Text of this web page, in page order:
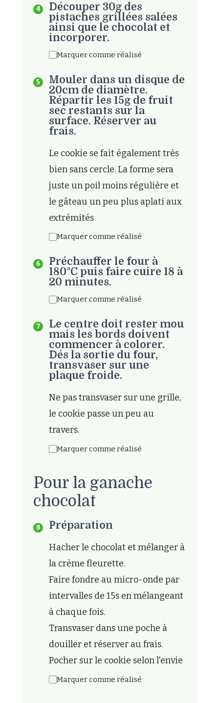
Découper 30g des
pistaches grillées salées
ainsi que le chocolat et
incorporer.
Marquer comme réalisé
Mouler dans un disque de
20cm de diamètre.
Répartir les 15g de fruit
sec restants sur la
surface. Réserver au
frais.
Le cookie se fait également très
bien sans cercle. La forme sera
juste un poil moins régulière et
le gâteau un peu plus aplati aux
extrémités
Marquer comme réalisé
Préchauffer le four à
180°C puis faire cuire 18 à
20 minutes.
Marquer comme réalisé
Le centre doit rester mou
mais les bords doivent
commencer à colorer.
Dés la sortie du four,
transvaser sur une
plaque froide.
Ne pas transvaser sur une grille,
le cookie passe un peu au
travers.
Marquer comme réalisé
Pour la ganache
chocolat
Préparation
Hacher le chocolat et mélanger à
la crème fleurette.
Faire fondre au micro-onde par
intervalles de 15s en mélangeant
à chaque fois.
Transvaser dans une poche à
douiller et réserver au frais.
Pocher sur le cookie selon l'envie
Marquer comme réalisé